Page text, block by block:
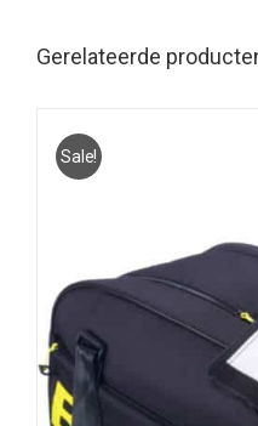
Gerelateerde
Sale!